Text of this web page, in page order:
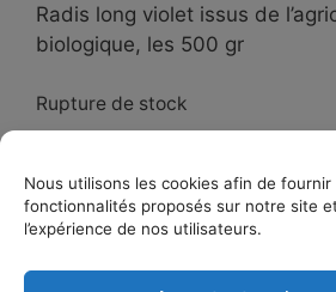
Nous utilisons les cookies afin de
fonctionnalités proposés sur notre site
l’expérience de nos utilisateurs.
Radis long violet issus de
biologique, les 500 gr
Rupture de stock
Catégorie :Radis